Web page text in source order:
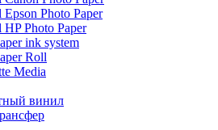
Photo Paper
Photo Paper
ink system
Roll
Media
винил